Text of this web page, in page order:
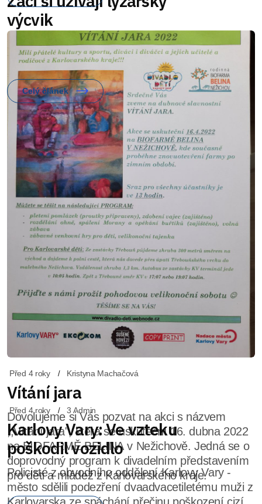
Před 4 roky Kristyna Machačová
Vítání jara
Dovolujeme si Vás pozvat na akci s názvem
,,Vítání jara", která se uskuteční 16. dubna 2022
na BIOFARMĚ BELINA v Nežichově. Jedná se o
doprovodný program k divadelním představením
pro děti a mládež z Karlovarského kraje.